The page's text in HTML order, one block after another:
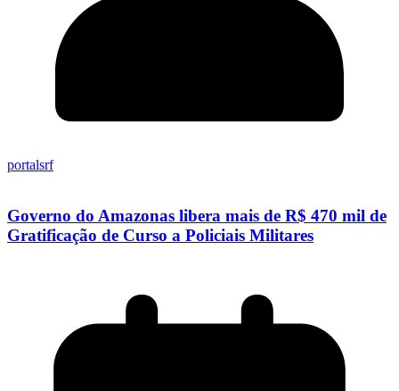
portalsrf
Governo do Amazonas libera mais de R$ 470 mil de
Gratificação de Curso a Policiais Militares